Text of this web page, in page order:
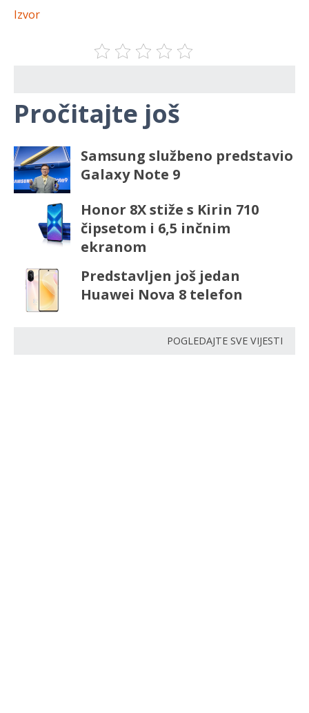
Izvor
Pročitajte još
Samsung službeno predstavio
Galaxy Note 9
Honor 8X stiže s Kirin 710
čipsetom i 6,5 inčnim
ekranom
Predstavljen još jedan
Huawei Nova 8 telefon
POGLEDAJTE SVE VIJESTI